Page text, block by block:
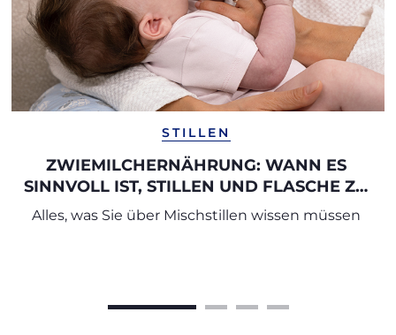
STILLEN
ZWIEMILCHERNÄHRUNG: WANN ES
SINNVOLL IST, STILLEN UND FLASCHE ZU
KOMBINIEREN
Alles, was Sie über Mischstillen wissen müssen